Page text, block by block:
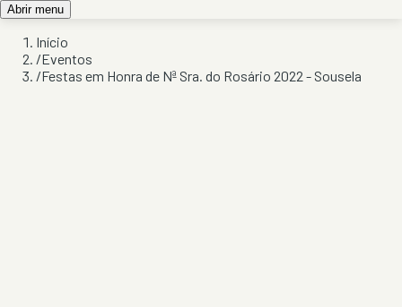
Abrir menu
Início
/Eventos
/Festas em Honra de Nª Sra. do Rosário 2022 - Sousela